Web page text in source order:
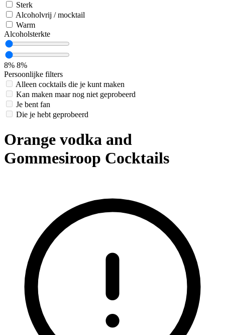
Sterk
Alcoholvrij / mocktail
Warm
Alcoholsterkte
8% 8%
Persoonlijke filters
Alleen cocktails die je kunt maken
Kan maken maar nog niet geprobeerd
Je bent fan
Die je hebt geprobeerd
Orange vodka and
Gommesiroop Cocktails